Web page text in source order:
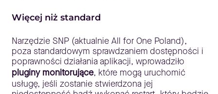
Więcej niż standard
Narzędzie SNP (aktualnie All for One Poland),
poza standardowym sprawdzaniem dostępności i
poprawności działania aplikacji, wprowadziło
pluginy monitorujące, które mogą uruchomić
usługę, jeśli zostanie stwierdzona jej